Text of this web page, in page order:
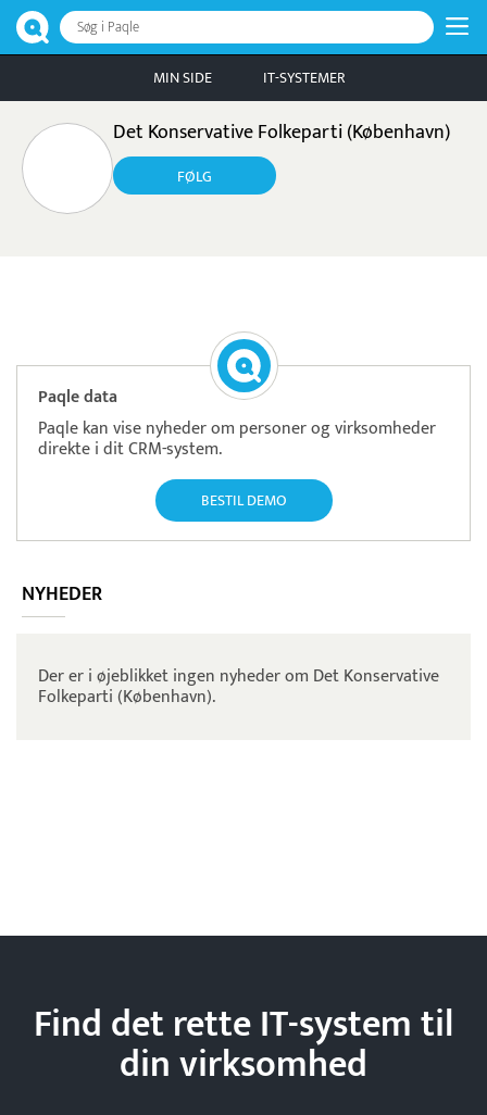
Søg i Paqle
MIN SIDE IT-SYSTEMER
Det Konservative Folkeparti (København)
FØLG
Paqle data
Paqle kan vise nyheder om personer og virksomheder
direkte i dit CRM-system.
BESTIL DEMO
NYHEDER
Der er i øjeblikket ingen nyheder om Det Konservative
Folkeparti (København).
Find det rette IT-system til
dinvirksomhed